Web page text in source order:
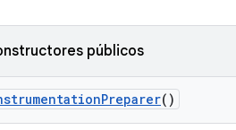
públicos
Preparer()